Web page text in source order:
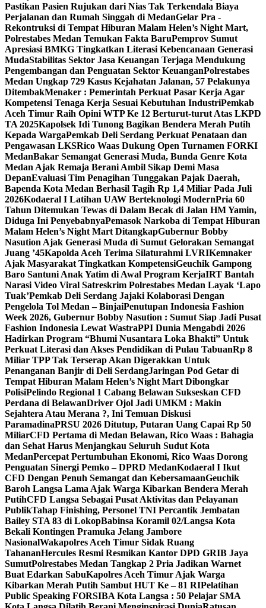
Pastikan Pasien Rujukan dari Nias Tak Terkendala Biaya
Perjalanan dan Rumah Singgah di MedanGelar Pra -
Rekontruksi di Tempat Hiburan Malam Helen’s Night Mart,
Polrestabes Medan Temukan Fakta BaruPemprov Sumut
Apresiasi BMKG Tingkatkan Literasi Kebencanaan Generasi
MudaStabilitas Sektor Jasa Keuangan Terjaga Mendukung
Pengembangan dan Penguatan Sektor KeuanganPolrestabes
Medan Ungkap 729 Kasus Kejahatan Jalanan, 57 Pelakunya
DitembakMenaker : Pemerintah Perkuat Pasar Kerja Agar
Kompetensi Tenaga Kerja Sesuai Kebutuhan IndustriPemkab
Aceh Timur Raih Opini WTP Ke 12 Berturut-turut Atas LKPD
TA 2025Kapolsek Idi Tunong Bagikan Bendera Merah Putih
Kepada WargaPemkab Deli Serdang Perkuat Penataan dan
Pengawasan LKSRico Waas Dukung Open Turnamen FORKI
MedanBakar Semangat Generasi Muda, Bunda Genre Kota
Medan Ajak Remaja Berani Ambil Sikap Demi Masa
DepanEvaluasi Tim Penagihan Tunggakan Pajak Daerah,
Bapenda Kota Medan Berhasil Tagih Rp 1,4 Miliar Pada Juli
2026Kodaeral I Latihan UAW Berteknologi ModernPria 60
Tahun Ditemukan Tewas di Dalam Becak di Jalan HM Yamin,
Diduga Ini PenyebabnyaPemasok Narkoba di Tempat Hiburan
Malam Helen’s Night Mart DitangkapGubernur Bobby
Nasution Ajak Generasi Muda di Sumut Gelorakan Semangat
Juang ’45Kapolda Aceh Terima Silaturahmi LVRIKemnaker
Ajak Masyarakat Tingkatkan KompetensiGeuchik Gampong
Baro Santuni Anak Yatim di Awal Program KerjaIRT Bantah
Narasi Video Viral Satreskrim Polrestabes Medan Layak ‘Lapo
Tuak’Pemkab Deli Serdang Jajaki Kolaborasi Dengan
Pengelola Tol Medan – BinjaiPenutupan Indonesia Fashion
Week 2026, Gubernur Bobby Nasution : Sumut Siap Jadi Pusat
Fashion Indonesia Lewat WastraPPI Dunia Mengabdi 2026
Hadirkan Program “Bhumi Nusantara Loka Bhakti” Untuk
Perkuat Literasi dan Akses Pendidikan di Pulau TabuanRp 8
Miliar TPP Tak Terserap Akan Digerakkan Untuk
Penanganan Banjir di Deli SerdangJaringan Pod Getar di
Tempat Hiburan Malam Helen’s Night Mart Dibongkar
PolisiPelindo Regional 1 Cabang Belawan Sukseskan CFD
Perdana di BelawanDriver Ojol Jadi UMKM : Makin
Sejahtera Atau Merana ?, Ini Temuan Diskusi
ParamadinaPRSU 2026 Ditutup, Putaran Uang Capai Rp 50
MiliarCFD Pertama di Medan Belawan, Rico Waas : Bahagia
dan Sehat Harus Menjangkau Seluruh Sudut Kota
MedanPercepat Pertumbuhan Ekonomi, Rico Waas Dorong
Penguatan Sinergi Pemko – DPRD MedanKodaeral I Ikut
CFD Dengan Penuh Semangat dan KebersamaanGeuchik
Baroh Langsa Lama Ajak Warga Kibarkan Bendera Merah
PutihCFD Langsa Sebagai Pusat Aktivitas dan Pelayanan
PublikTahap Finishing, Personel TNI Percantik Jembatan
Bailey STA 83 di LokopBabinsa Koramil 02/Langsa Kota
Bekali Kontingen Pramuka Jelang Jambore
NasionalWakapolres Aceh Timur Sidak Ruang
TahananHercules Resmi Resmikan Kantor DPD GRIB Jaya
SumutPolrestabes Medan Tangkap 2 Pria Jadikan Warnet
Buat Edarkan SabuKapolres Aceh Timur Ajak Warga
Kibarkan Merah Putih Sambut HUT Ke – 81 RIPelatihan
Public Speaking FORSIBA Kota Langsa : 50 Pelajar SMA